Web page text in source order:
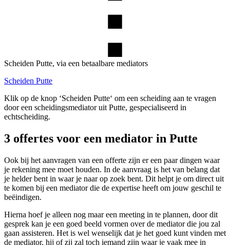
Scheiden Putte, via een betaalbare mediators
Scheiden Putte
Klik op de knop ‘Scheiden Putte‘ om een scheiding aan te vragen
door een scheidingsmediator uit Putte, gespecialiseerd in
echtscheiding.
3 offertes voor een mediator in Putte
Ook bij het aanvragen van een offerte zijn er een paar dingen waar
je rekening mee moet houden. In de aanvraag is het van belang dat
je helder bent in waar je naar op zoek bent. Dit helpt je om direct uit
te komen bij een mediator die de expertise heeft om jouw geschil te
beëindigen.
Hierna hoef je alleen nog maar een meeting in te plannen, door dit
gesprek kan je een goed beeld vormen over de mediator die jou zal
gaan assisteren. Het is wel wenselijk dat je het goed kunt vinden met
de mediator, hij of zij zal toch iemand zijn waar je vaak mee in